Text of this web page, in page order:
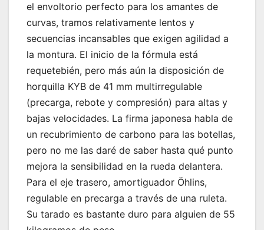
el envoltorio perfecto para los amantes de
curvas, tramos relativamente lentos y
secuencias incansables que exigen agilidad a
la montura. El inicio de la fórmula está
requetebién, pero más aún la disposición de
horquilla KYB de 41 mm multirregulable
(precarga, rebote y compresión) para altas y
bajas velocidades. La firma japonesa habla de
un recubrimiento de carbono para las botellas,
pero no me las daré de saber hasta qué punto
mejora la sensibilidad en la rueda delantera.
Para el eje trasero, amortiguador Öhlins,
regulable en precarga a través de una ruleta.
Su tarado es bastante duro para alguien de 55